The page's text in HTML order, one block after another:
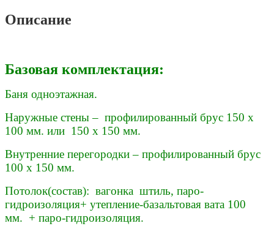
Описание
Базовая комплектация:
Баня одноэтажная.
Наружные стены – профилированный брус 150 х
100 мм. или 150 х 150 мм.
Внутренние перегородки – профилированный брус
100 х 150 мм.
Потолок(состав): вагонка штиль, паро-
гидроизоляция+ утепление-базальтовая вата 100
мм. + паро-гидроизоляция.